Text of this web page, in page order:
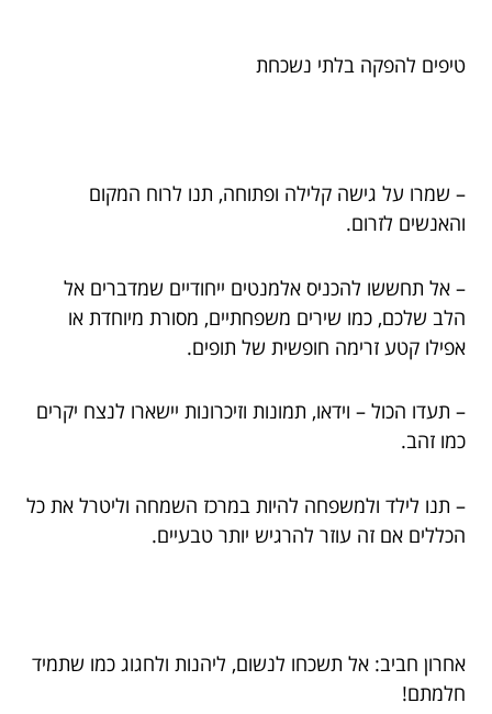
טיפים להפקה בלתי נשכחת
– שמרו על גישה קלילה ופתוחה, תנו לרוח המקום
והאנשים לזרום.
– אל תחששו להכניס אלמנטים ייחודיים שמדברים אל
הלב שלכם, כמו שירים משפחתיים, מסורת מיוחדת או
אפילו קטע זרימה חופשית של תופים.
– תעדו הכול – וידאו, תמונות וזיכרונות יישארו לנצח יקרים
כמו זהב.
– תנו לילד ולמשפחה להיות במרכז השמחה וליטרל את כל
הכללים אם זה עוזר להרגיש יותר טבעיים.
אחרון חביב: אל תשכחו לנשום, ליהנות ולחגוג כמו שתמיד
חלמתם!